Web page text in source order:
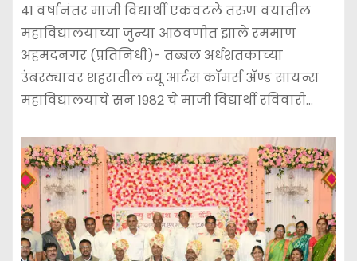
41 वर्षानंतर माजी विद्यार्थी एकवटले तरुण वयातील
महाविद्यालयाच्या जुन्या आठवणीत झाले रममाण
अहमदनगर (प्रतिनिधी)- तब्बल अर्धशतकाच्या
उंबरठ्यावर शहरातील न्यू आर्टस कॉमर्स ॲण्ड सायन्स
महाविद्यालयाचे सन 1982 चे माजी विद्यार्थी रविवारी…